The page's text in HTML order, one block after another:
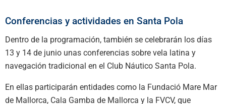
Conferencias y actividades en Santa Pola
Dentro de la programación, también se celebrarán los días
13 y 14 de junio unas conferencias sobre vela latina y
navegación tradicional en el Club Náutico Santa Pola.
En ellas participarán entidades como la Fundació Mare Mar
de Mallorca, Cala Gamba de Mallorca y la FVCV, que